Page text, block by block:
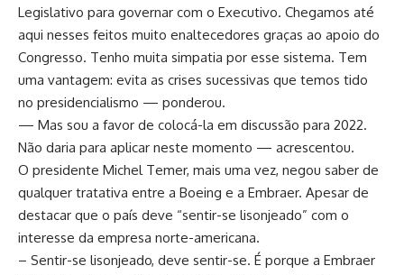
Legislativo para governar com o Executivo. Chegamos até
aqui nesses feitos muito enaltecedores graças ao apoio do
Congresso. Tenho muita simpatia por esse sistema. Tem
uma vantagem: evita as crises sucessivas que temos tido
no presidencialismo — ponderou.
— Mas sou a favor de colocá-la em discussão para 2022.
Não daria para aplicar neste momento — acrescentou.
O presidente Michel Temer, mais uma vez, negou saber de
qualquer tratativa entre a Boeing e a Embraer. Apesar de
destacar que o país deve “sentir-se lisonjeado” com o
interesse da empresa norte-americana.
– Sentir-se lisonjeado, deve sentir-se. É porque a Embraer